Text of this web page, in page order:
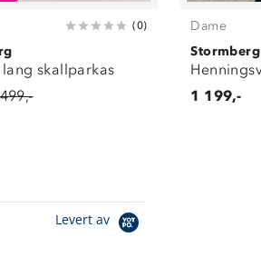
(0)
skallparkas
Dame
Stormberg
1 199,-
Levert av